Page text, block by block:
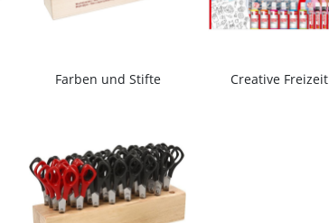
Farben und Stifte Creative Freizeit